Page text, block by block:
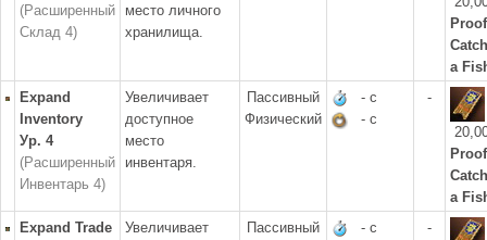
(Расширенный
Склад 4)
место личного
хранилища.
a
Expand
Inventory
Ур. 4
(Расширенный
Инвентарь 4)
Увеличивает
доступное
место
инвентаря.
Пассивный
Физический
- с
- с
-
a
Expand Trade
Увеличивает
Пассивный
- с
-